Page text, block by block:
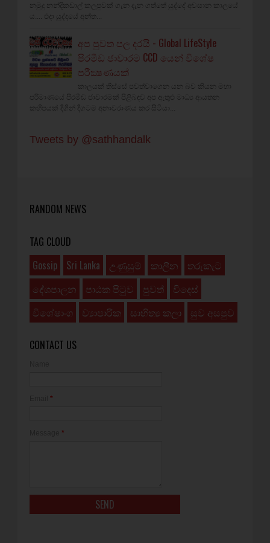
නමුදු නන්දිකඩාල් කලපුවක් ගැන දැන ගත්තේ යුද්දේ අවසාන කාලයේ
ය.... එදා යුද්දයේ අන්ත...
අප පුවත පල දරයි - Global LifeStyle
පිරමීඩ ජාවාරම CCD යෙන් විශේෂ
පරීක්‍ෂණයක්‌
කාලයක්‌ තිස්‌සේ පවත්වාගෙන යන බව කියන මහා
පරිමාණයේ පිරමීඩ ජාවාරමක්‌ පිළිබඳව අප ඇතුළු මාධ්‍ය ආයතන
කහිපයක් දිගින් දිගටම අනාවරාණය කර සිටියා...
Tweets by @sathhandalk
RANDOM NEWS
TAG CLOUD
Gossip
Sri Lanka උණුසුම් කාලීන
තරුකැට
දේශපාලන
පාඨක පිටුව පුවත්
විදෙස්
විශේෂාංග
ව්‍යාපාරික සාහිත්‍ය කලා සුව අසපුව
CONTACT US
*
*